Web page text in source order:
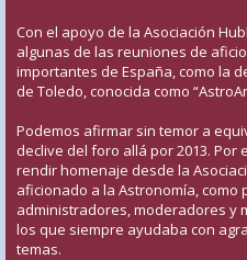
Con el apoyo de la Asociación
algunas de las reuniones de
importantes de España, como la
de Toledo, conocida como
Podemos afirmar sin temor a
declive del foro allá por 2013.
rendir homenaje desde la
aficionado a la Astronomía, como
administradores, moderadores y
los que siempre ayudaba con
temas.